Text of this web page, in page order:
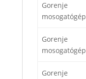
Gorenje
mosogatógép
Gorenje
mosogatógép
Gorenje